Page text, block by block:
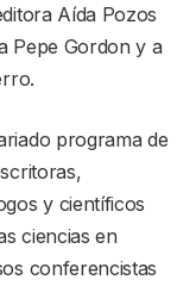
Aída Pozos
Pepe Gordon y a
programa de
y científicos
ciencias en
conferencistas